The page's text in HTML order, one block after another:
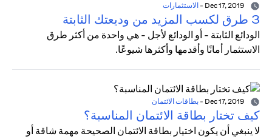
- الاستثمارات
3 طرق لكسب المزيد من وديعتك الثابتة
الودائع الثابتة - أو الودائع لأجل - هي واحدة من أكثر طرق
الاستثمار أمانًا وأقدمها وأكثرها شيوعًا.
- بطاقات الائتمان
كيف تختار بطاقة الائتمان المناسبة؟
لا ينبغي أن يكون اختيار بطاقة الائتمان الصحيحة مهمة شاقة أو